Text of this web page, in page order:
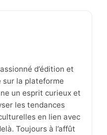
d’édition et
sur la plateforme
un esprit curieux et
les tendances
en lien avec
Toujours à l’affût